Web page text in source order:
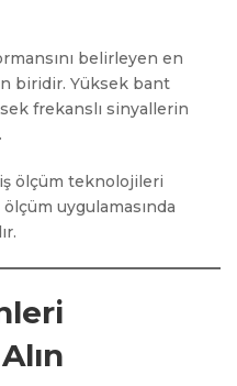
belirleyen en
biridir. Yüksek bant
frekanslı sinyallerin
ölçüm teknolojileri
uygulamasında